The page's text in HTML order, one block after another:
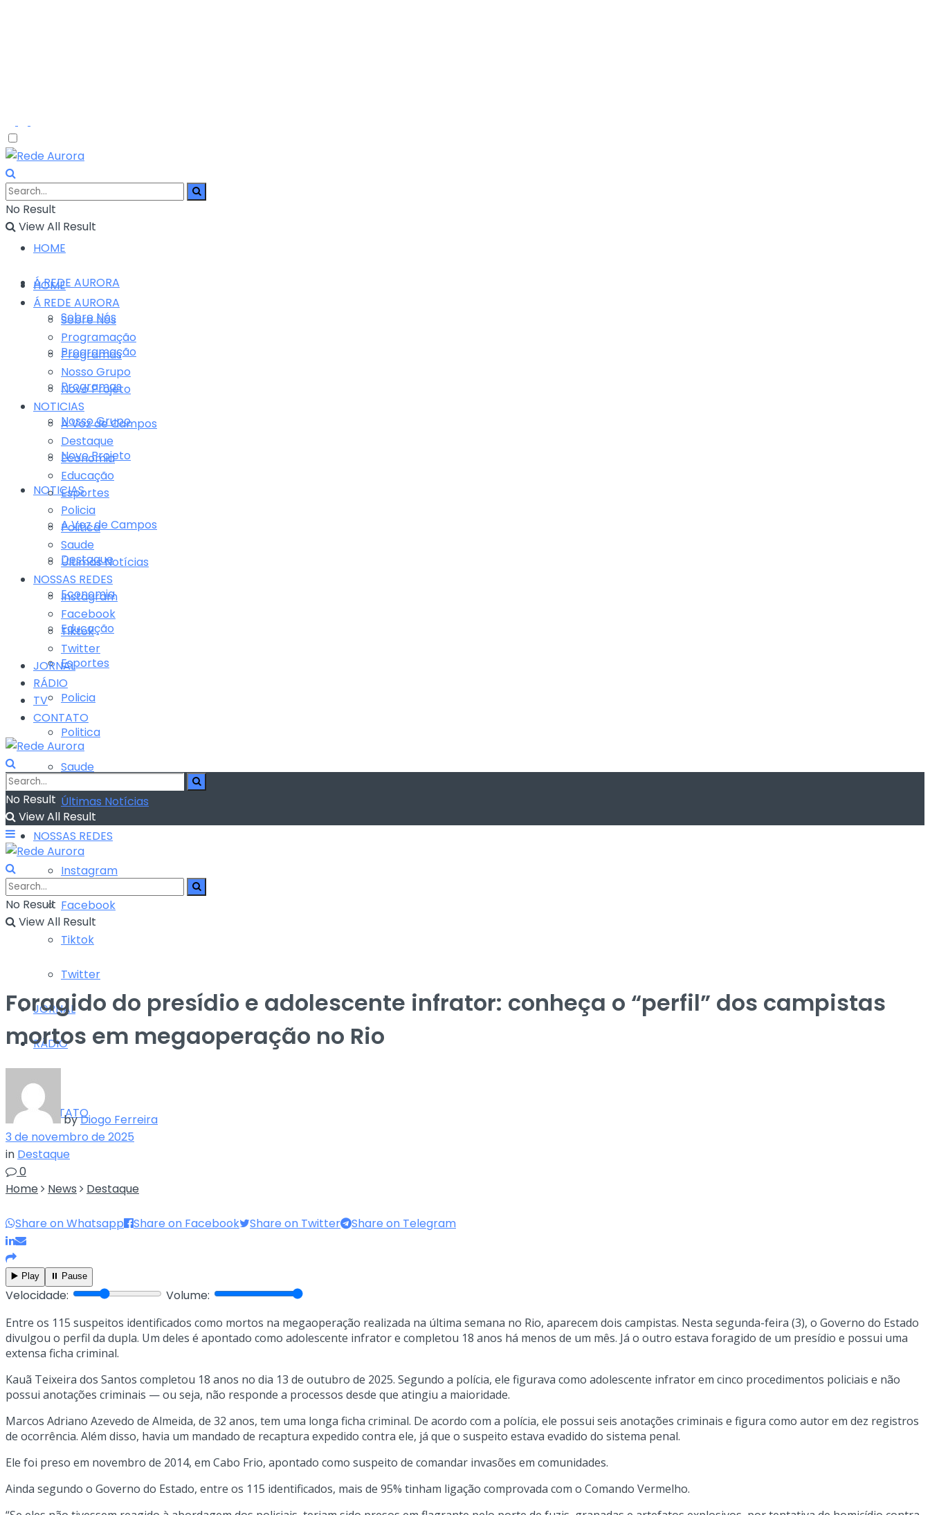
No Result
View All Result
HOME
Á REDE AURORA
Sobre Nós
Programação
Programas
Nosso Grupo
Novo Projeto
NOTICIAS
A Voz de Campos
Destaque
Economia
Educação
Esportes
Policia
Politica
Saude
Últimas Notícias
NOSSAS REDES
Instagram
Facebook
Tiktok
Twitter
JORNAL
RÁDIO
CONTATO
HOME
Á REDE AURORA
Sobre Nós
Programação
Programas
Nosso Grupo
Novo Projeto
NOTICIAS
A Voz de Campos
Destaque
Economia
Educação
Esportes
Policia
Politica
Saude
Últimas Notícias
NOSSAS REDES
Instagram
Facebook
Tiktok
Twitter
JORNAL
RÁDIO
TV
CONTATO
No Result
View All Result
No Result
View All Result
Foragido do presídio e adolescente infrator: conheça o “perfil” dos campistas
mortos em megaoperação no Rio
byDiogo Ferreira
3 de novembro de 2025
in Destaque
0
Home
News Destaque
Share on Whatsapp Share on Facebook Share on Twitter Share on Telegram
▶️ Play ⏸️ Pause
Velocidade: Volume:
Entre os 115 suspeitos identificados como mortos na megaoperação realizada na última semana no Rio, aparecem dois campistas. Nesta segunda-feira (3), o Governo do Estado
divulgou o perfil da dupla. Um deles é apontado como adolescente infrator e completou 18 anos há menos de um mês. Já o outro estava foragido de um presídio e possui uma
extensa ficha criminal.
Kauã Teixeira dos Santos completou 18 anos no dia 13 de outubro de 2025. Segundo a polícia, ele figurava como adolescente infrator em cinco procedimentos policiais e não
possui anotações criminais — ou seja, não responde a processos desde que atingiu a maioridade.
Marcos Adriano Azevedo de Almeida, de 32 anos, tem uma longa ficha criminal. De acordo com a polícia, ele possui seis anotações criminais e figura como autor em dez registros
de ocorrência. Além disso, havia um mandado de recaptura expedido contra ele, já que o suspeito estava evadido do sistema penal.
Ele foi preso em novembro de 2014, em Cabo Frio, apontado como suspeito de comandar invasões em comunidades.
Ainda segundo o Governo do Estado, entre os 115 identificados, mais de 95% tinham ligação comprovada com o Comando Vermelho.